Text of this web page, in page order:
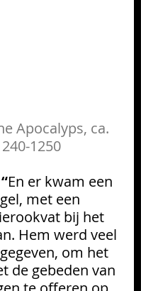
Apocalyps, ca.
1250
“En er kwam een
met een
bij het
Hem werd veel
om het
de gebeden van